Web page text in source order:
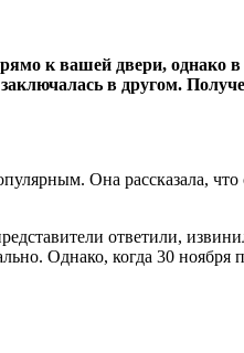
к вашей двери, однако
в другом.
Она рассказала, что
ответили,
Однако, когда 30 ноября